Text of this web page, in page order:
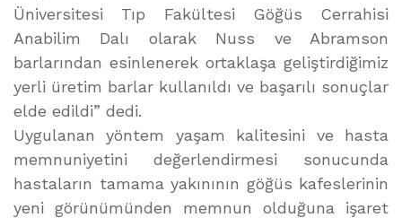
Üniversitesi Tıp Fakültesi Göğüs Cerrahisi
Anabilim Dalı olarak Nuss ve Abramson
barlarından esinlenerek ortaklaşa geliştirdiğimiz
yerli üretim barlar kullanıldı ve başarılı sonuçlar
elde edildi” dedi.
Uygulanan yöntem yaşam kalitesini ve hasta
memnuniyetini değerlendirmesi sonucunda
hastaların tamama yakınının göğüs kafeslerinin
yeni görünümünden memnun olduğuna işaret